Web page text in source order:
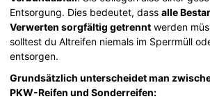
Entsorgung. Dies bedeutet, dassalle
Verwerten sorgfältig getrennt werden
solltest du Altreifen niemals im Sperrmüll
entsorgen.
Grundsätzlich unterscheidet man
PKW-Reifen und Sonderreifen: